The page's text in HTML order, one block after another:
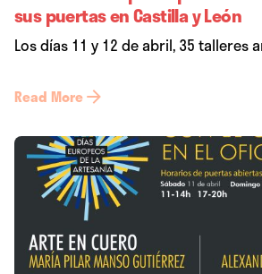
sus puertas en Castilla y León
Los días 11 y 12 de abril, 35 talleres
Read More